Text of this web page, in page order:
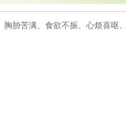
胁苦满、食欲不振、心烦喜呕、